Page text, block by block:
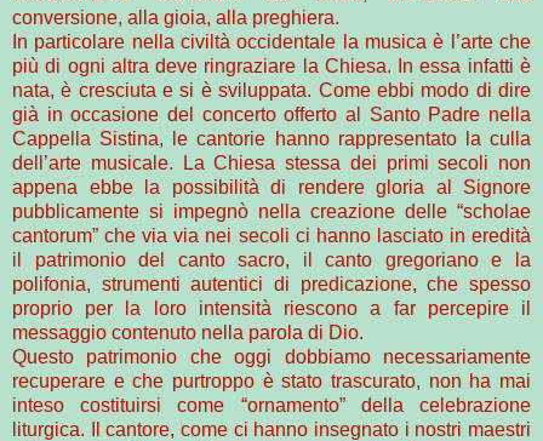
conversione, alla gioia, alla preghiera.
In particolare nella civiltà occidentale la musica è l’arte che
più di ogni altra deve ringraziare la Chiesa. In essa infatti è
nata, è cresciuta e si è sviluppata. Come ebbi modo di dire
già in occasione del concerto offerto al Santo Padre nella
Cappella Sistina, le cantorie hanno rappresentato la culla
dell’arte musicale. La Chiesa stessa dei primi secoli non
appena ebbe la possibilità di rendere gloria al Signore
pubblicamente si impegnò nella creazione delle “scholae
cantorum” che via via nei secoli ci hanno lasciato in eredità
il patrimonio del canto sacro, il canto gregoriano e la
polifonia, strumenti autentici di predicazione, che spesso
proprio per la loro intensità riescono a far percepire il
messaggio contenuto nella parola di Dio.
Questo patrimonio che oggi dobbiamo necessariamente
recuperare e che purtroppo è stato trascurato, non ha mai
inteso costituirsi come “ornamento” della celebrazione
liturgica. Il cantore, come ci hanno insegnato i nostri maestri